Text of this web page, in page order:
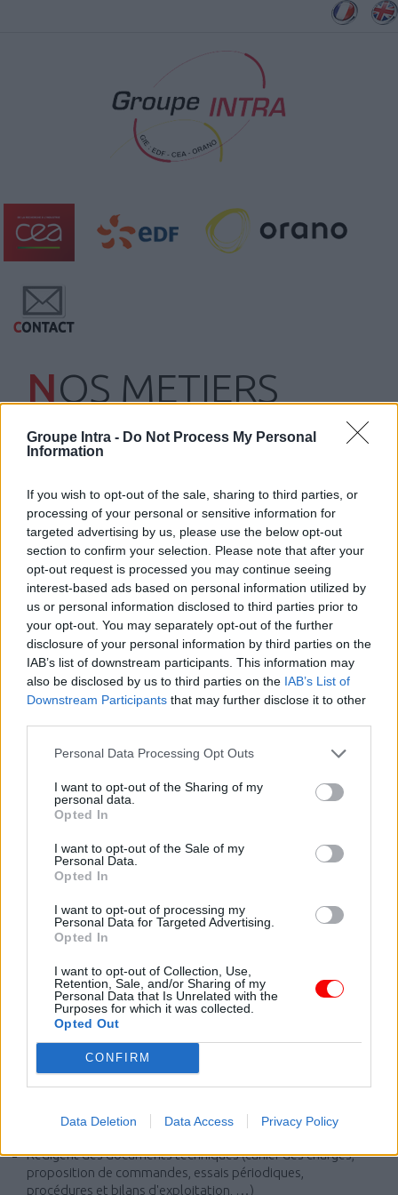
Groupe Intra - Do Not Process My Personal
Information
If you wish to opt-out of the sale, sharing to third parties, or
processing of your personal or sensitive information for
targeted advertising by us, please use the below opt-out
section to confirm your selection. Please note that after your
opt-out request is processed you may continue seeing
interest-based ads based on personal information utilized by
us or personal information disclosed to third parties prior to
your opt-out. You may separately opt-out of the further
disclosure of your personal information by third parties on the
IAB’s list of downstream participants. This information may
also be disclosed by us to third parties on the IAB’s List of
Downstream Participants that may further disclose it to other
Personal Data Processing Opt Outs
I want to opt-out of the Sharing of my
personal data.
Opted In
I want to opt-out of the Sale of my
Personal Data.
Opted In
I want to opt-out of processing my
Personal Data for Targeted Advertising.
Opted In
I want to opt-out of Collection, Use,
Retention, Sale, and/or Sharing of my
Personal Data that Is Unrelated with the
Purposes for which it was collected.
Opted Out
CONFIRM
Data Deletion Data Access Privacy Policy
NOS METIERS
LeGIE Intrapropose une vaste palette de métiers pour
répondre à ses missions
Constituer
une flotte d'engins télés opérés pour
intervenir en cas d'accident nucléaire
Nos
Ingénieurs projet
Prennent en charge les projets de développement ou
d’évolution des moyens d’intervention et l’intégration
technique des différents équipements (robots d’intérieur,
d’extérieur, engins de travaux publics, instruments de
mesures,…),
Pilotent les modifications des matériels, en particulier le
développement et l'intégration de modifications
fonctionnelles ou matérielles
Proposent des solutions de traitement à l’obsolescence
technologique et/ou industrielle des matériels
dans des domaines aussi variés que la mécanique,
l'électromécanique,l'électronique,les transmissions, les
automatismes ou l'informatique
Exploiter et Maintenir
Le Pôle Technique est plus particulièrement chargé
d'assurer la disponibilité et le maintien en conditions
opérationnelles des engins robotisés, moyens de pilotage
Cadres Exploitation
matériels et engins du parc
Effectuent le suivi et le contrôle des prestataires (contrats,
PdP, mises sous régimes)
Approuvent et historisent les opérations d'exploitation
Participent à l'étude des modifications et des évolutions,
aux essais et à la réception de nouveaux engins
LesChargés d'Exploitation, quant à eux
Participent au suivi technique des engins et matériels qui
Rédigent des documents techniques (cahier des charges,
proposition de commandes, essais périodiques,
procédures et bilans d'exploitation, …)